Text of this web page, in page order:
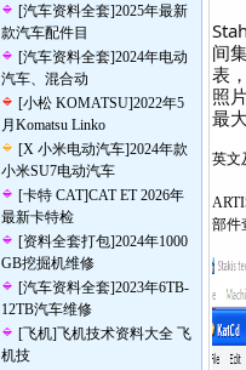
[汽车资料全套]2025年最新
款汽车配件目
[汽车资料全套]2024年电动
汽车、混合动
[小松 KOMATSU]2022年5
月Komatsu Linko
[X 小米电动汽车]2024年款
小米SU7电动汽车
[卡特 CAT]CAT ET 2026年
最新卡特检
[资料全套打包]2024年1000
GB挖掘机维修
[汽车资料全套]2023年6TB-
12TB汽车维修
[飞机]飞机技术资料大全 飞
机技
间
表
照
最
英文
部件